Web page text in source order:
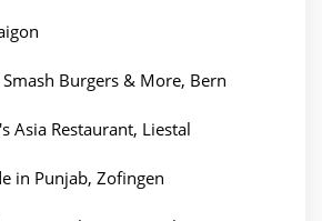
Burgers & More, Bern
Asia Restaurant, Liestal
in Punjab, Zofingen